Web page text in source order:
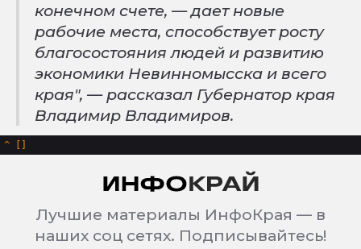
конечном счете, — дает новые
рабочие места, способствует росту
благосостояния людей и развитию
экономики Невинномысска и всего
края", — рассказал Губернатор края
Владимир Владимиров.
^
Лучшие материалы ИнфоКрая — в
наших соц сетях. Подписывайтесь!